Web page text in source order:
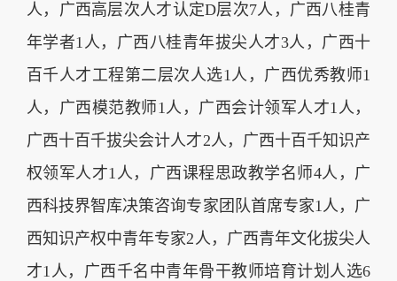
人，广西高层次人才认定D层次7人，广西八桂青
年学者1人，广西八桂青年拔尖人才3人，广西十
百千人才工程第二层次人选1人，广西优秀教师1
人，广西模范教师1人，广西会计领军人才1人，
广西十百千拔尖会计人才2人，广西十百千知识产
权领军人才1人，广西课程思政教学名师4人，广
西科技界智库决策咨询专家团队首席专家1人，广
西知识产权中青年专家2人，广西青年文化拔尖人
才1人，广西千名中青年骨干教师培育计划人选6